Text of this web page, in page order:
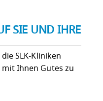
SIE UND IHRE
SLK-Kliniken
Ihnen Gutes zu